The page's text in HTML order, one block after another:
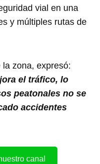
vial en una
y múltiples rutas de
zona, expresó:
el tráfico, lo
peatonales no se
accidentes
canal